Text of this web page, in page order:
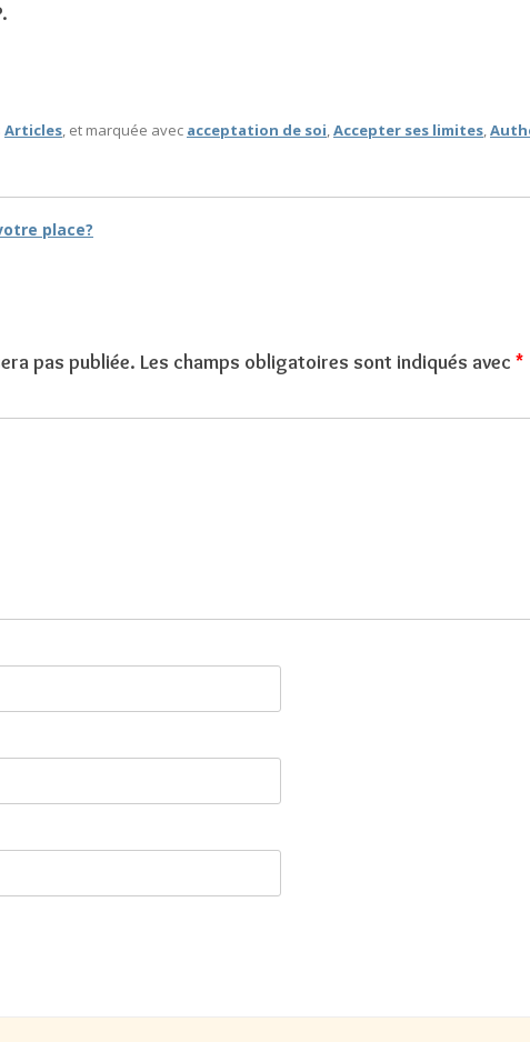
Articles, et marquée avec acceptation de soi,Accepter ses limites,
articles
place?
pas publiée. Les champs obligatoires sont indiqués avec *